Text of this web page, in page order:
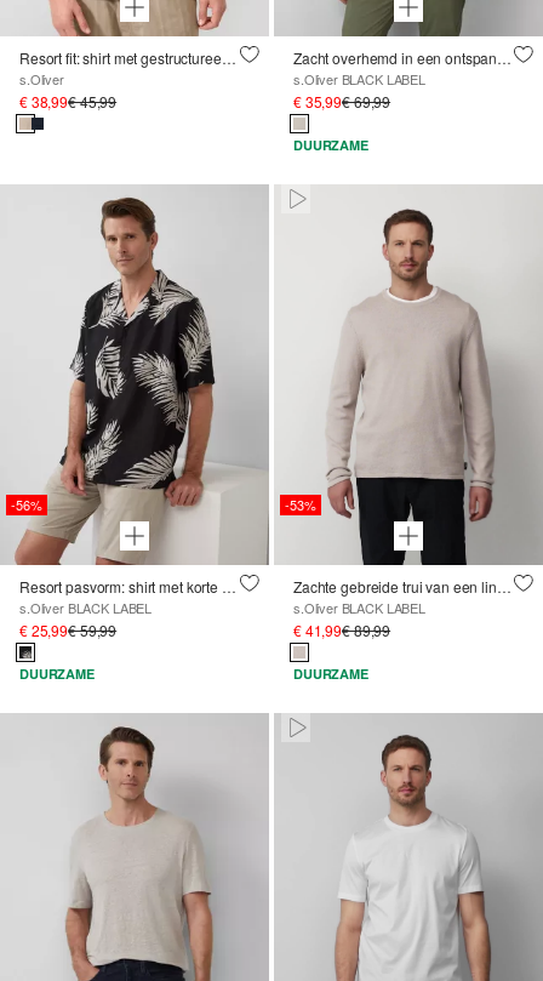
Resort fit: shirt met gestructureerde strepen
s.Oliver
€ 38,99€ 45,99
Zacht overhemd in een ontspannen pasvorm met steekzakken
s.Oliver BLACK LABEL
€ 35,99€ 69,99
DUURZAME
-56%
Resort pasvorm: shirt met korte mouwen van viscosemix
s.Oliver BLACK LABEL
€ 25,99€ 59,99
DUURZAME
Paused • Muted
-53%
Zachte gebreide trui van een linnenmix met katoen
s.Oliver BLACK LABEL
€ 41,99€ 89,99
DUURZAME
Paused • Muted